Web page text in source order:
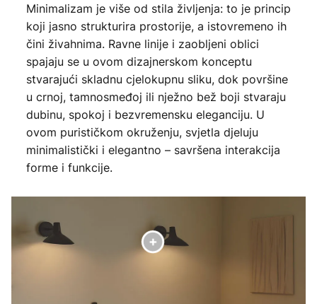
Minimalizam je više od stila življenja: to je princip
koji jasno strukturira prostorije, a istovremeno ih
čini živahnima. Ravne linije i zaobljeni oblici
spajaju se u ovom dizajnerskom konceptu
stvarajući skladnu cjelokupnu sliku, dok površine
u crnoj, tamnosmeđoj ili nježno bež boji stvaraju
dubinu, spokoj i bezvremensku eleganciju. U
ovom purističkom okruženju, svjetla djeluju
minimalistički i elegantno – savršena interakcija
forme i funkcije.